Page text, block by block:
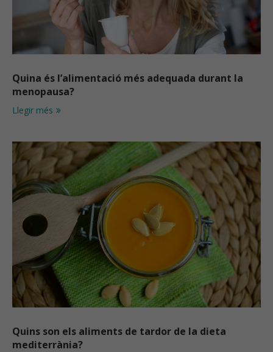
Quina és l’alimentació més adequada durant la
menopausa?
Llegir més
Quins son els aliments de tardor de la dieta
mediterrània?